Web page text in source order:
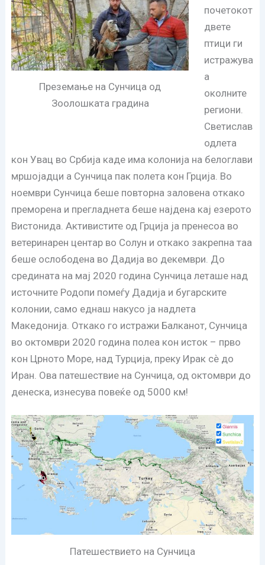
Преземање на Сунчица од
Зоолошката градина
почетокот
двете
птици ги
истражува
а
околните
региони.
Светислав
одлета
кон Увац во Србија каде има колонија на белоглави
мршојадци а Сунчица пак полета кон Грција. Во
ноември Сунчица беше повторна заловена откако
преморена и прегладнета беше најдена кај езерото
Вистонида. Активистите од Грција ја пренесоа во
ветеринарен центар во Солун и откако закрепна таа
беше ослободена во Дадија во декември. До
средината на мај 2020 година Сунчица леташе над
источните Родопи помеѓу Дадија и бугарските
колонии, само еднаш накусо ја надлета
Македонија. Откако го истражи Балканот, Сунчица
во октомври 2020 година полеа кон исток – прво
кон Црното Море, над Турција, преку Ирак сѐ до
Иран. Ова патешествие на Сунчица, од октомври до
денеска, изнесува повеќе од 5000 км!
Патешествието на Сунчица